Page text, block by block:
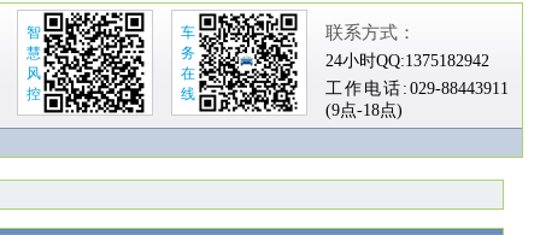
智
慧
风
控
车
务
在
线
联系方式：
24小时QQ:1375182942
工作电话:029-88443911
(9点-18点)